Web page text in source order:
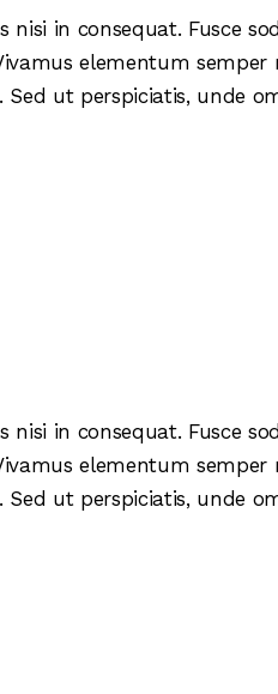
in consequat. Fusce
elementum semper
Sed ut perspiciatis, unde
in consequat. Fusce
elementum semper
Sed ut perspiciatis, unde